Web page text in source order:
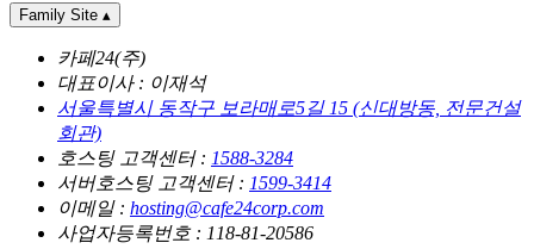
Family Site ▴
카페24(주)
대표이사 : 이재석
서울특별시 동작구 보라매로5길 15 (신대방동, 전문건설
회관)
호스팅 고객센터 : 1588-3284
서버호스팅 고객센터 : 1599-3414
이메일 : hosting@cafe24corp.com
사업자등록번호 : 118-81-20586